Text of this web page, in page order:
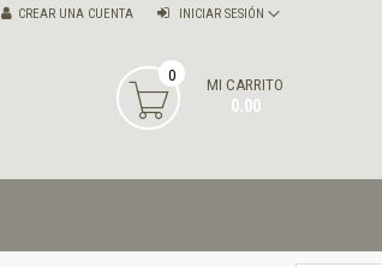
INICIAR SESIÓN
CREAR UNA CUENTA
MI CARRITO
0.00
0